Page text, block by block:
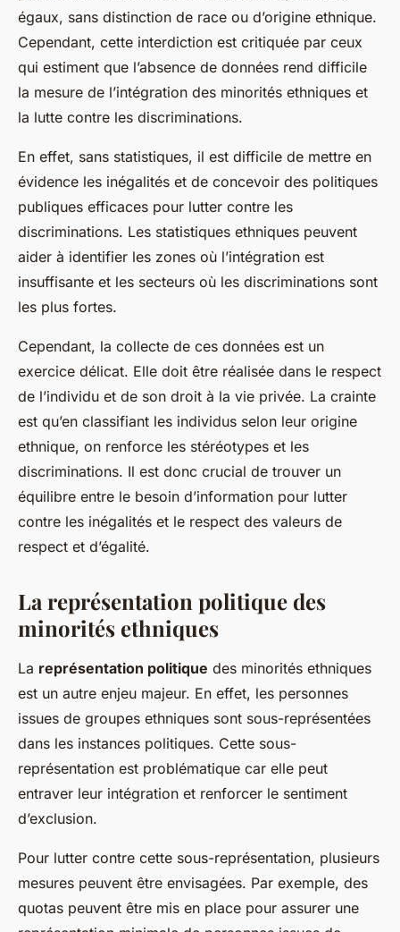
égaux, sans distinction de race ou d’origine ethnique.
Cependant, cette interdiction est critiquée par ceux
qui estiment que l’absence de données rend difficile
la mesure de l’intégration des minorités ethniques et
la lutte contre les discriminations.
En effet, sans statistiques, il est difficile de mettre en
évidence les inégalités et de concevoir des politiques
publiques efficaces pour lutter contre les
discriminations. Les statistiques ethniques peuvent
aider à identifier les zones où l’intégration est
insuffisante et les secteurs où les discriminations sont
les plus fortes.
Cependant, la collecte de ces données est un
exercice délicat. Elle doit être réalisée dans le respect
de l’individu et de son droit à la vie privée. La crainte
est qu’en classifiant les individus selon leur origine
ethnique, on renforce les stéréotypes et les
discriminations. Il est donc crucial de trouver un
équilibre entre le besoin d’information pour lutter
contre les inégalités et le respect des valeurs de
respect et d’égalité.
La représentation politique des
minorités ethniques
La représentation politique des minorités ethniques
est un autre enjeu majeur. En effet, les personnes
issues de groupes ethniques sont sous-représentées
dans les instances politiques. Cette sous-
représentation est problématique car elle peut
entraver leur intégration et renforcer le sentiment
d’exclusion.
Pour lutter contre cette sous-représentation, plusieurs
mesures peuvent être envisagées. Par exemple, des
quotas peuvent être mis en place pour assurer une